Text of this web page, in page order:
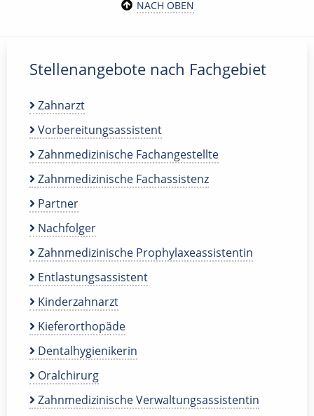
NACH OBEN
Stellenangebote nach Fachgebiet
Zahnarzt
Vorbereitungsassistent
Zahnmedizinische Fachangestellte
Zahnmedizinische Fachassistenz
Partner
Nachfolger
Zahnmedizinische Prophylaxeassistentin
Entlastungsassistent
Kinderzahnarzt
Kieferorthopäde
Dentalhygienikerin
Oralchirurg
Zahnmedizinische Verwaltungsassistentin